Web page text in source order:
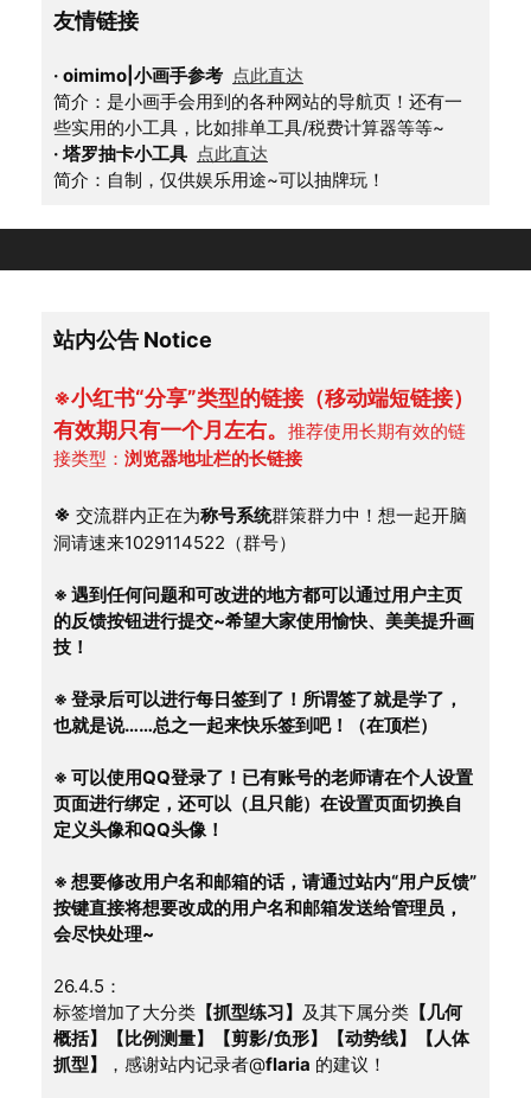
友情链接
· oimimo|小画手参考 点此直达
简介：是小画手会用到的各种网站的导航页！还有一
些实用的小工具，比如排单工具/税费计算器等等~
· 塔罗抽卡小工具 点此直达
简介：自制，仅供娱乐用途~可以抽牌玩！
站内公告 Notice
※小红书“分享”类型的链接（移动端短链接）
有效期只有一个月左右。 推荐使用长期有效的链
接类型： 浏览器地址栏的长链接
※ 交流群内正在为称号系统群策群力中！想一起开脑
洞请速来1029114522（群号）
※ 遇到任何问题和可改进的地方都可以通过用户主页
的反馈按钮进行提交~希望大家使用愉快、美美提升画
技！
※ 登录后可以进行每日签到了！所谓签了就是学了，
也就是说……总之一起来快乐签到吧！（在顶栏）
※ 可以使用QQ登录了！已有账号的老师请在个人设置
页面进行绑定，还可以（且只能）在设置页面切换自
定义头像和QQ头像！
※ 想要修改用户名和邮箱的话，请通过站内“用户反馈”
按键直接将想要改成的用户名和邮箱发送给管理员，
会尽快处理~
26.4.5：
标签增加了大分类 【抓型练习】 及其下属分类 【几何
概括】【比例测量】【剪影/负形】【动势线】【人体
抓型】
，感谢站内记录者@flaria 的建议！